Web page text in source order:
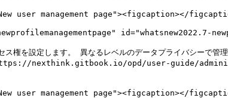
user management page"><figcaption></
id="whatsnew2022.7-
ス権を設定します。 異なるレベルのデータプライバシー
](https://nexthink.gitbook.io/opd/user-guide/
user management page"><figcaption></